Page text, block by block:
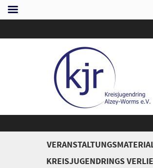
KREISJUGENDRINGS